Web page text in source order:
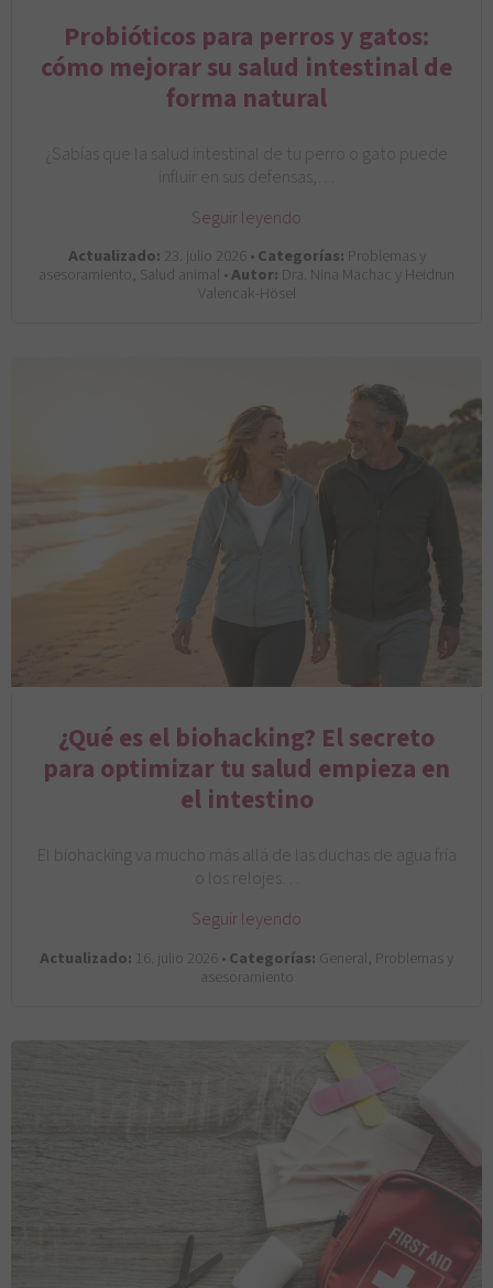
Probióticos para perros y gatos:
cómo mejorar su salud intestinal de
forma natural
¿Sabías que la salud intestinal de tu perro o gato puede
influir en sus defensas,…
Seguir leyendo
Actualizado: 23. julio 2026 •Categorías: Problemas y
asesoramiento, Salud animal •Autor: Dra. Nina Machac y Heidrun
Valencak-Hösel
¿Qué es el biohacking? El secreto
para optimizar tu salud empieza en
el intestino
El biohacking va mucho más allá de las duchas de agua fría
o los relojes…
Seguir leyendo
Actualizado: 16. julio 2026 •Categorías: General, Problemas y
asesoramiento